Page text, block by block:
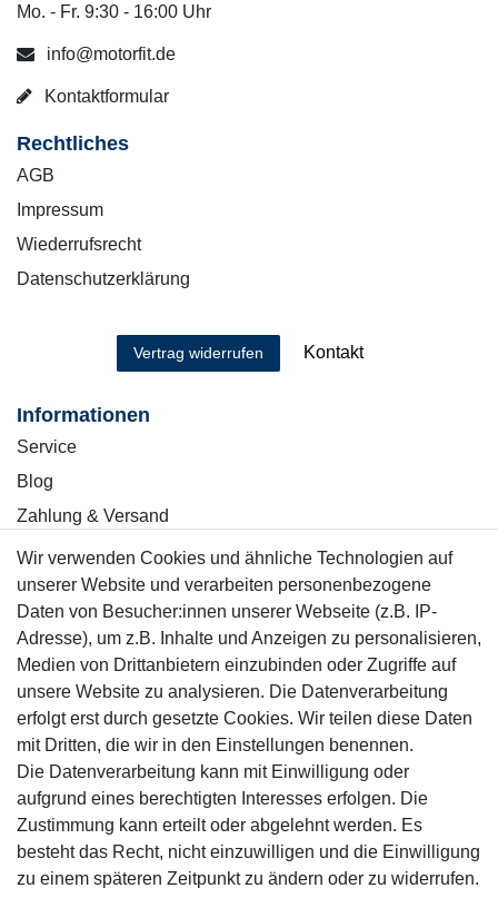
Mo. - Fr. 9:30 - 16:00 Uhr
info@motorfit.de
Kontaktformular
Rechtliches
AGB
Impressum
Wiederrufsrecht
Datenschutzerklärung
Vertrag widerrufen Kontakt
Informationen
Service
Blog
Zahlung & Versand
Sicher einkaufen
Mitglied
Motor-Fit
© Copyright 2026 | Alle Rechte vorbehalten.
Wir verwenden Cookies und ähnliche Technologien auf
unserer Website und verarbeiten personenbezogene
Daten von Besucher:innen unserer Webseite (z.B. IP-
Adresse), um z.B. Inhalte und Anzeigen zu personalisieren,
Medien von Drittanbietern einzubinden oder Zugriffe auf
unsere Website zu analysieren. Die Datenverarbeitung
erfolgt erst durch gesetzte Cookies. Wir teilen diese Daten
mit Dritten, die wir in den Einstellungen benennen.
Die Datenverarbeitung kann mit Einwilligung oder
aufgrund eines berechtigten Interesses erfolgen. Die
Zustimmung kann erteilt oder abgelehnt werden. Es
besteht das Recht, nicht einzuwilligen und die Einwilligung
zu einem späteren Zeitpunkt zu ändern oder zu widerrufen.